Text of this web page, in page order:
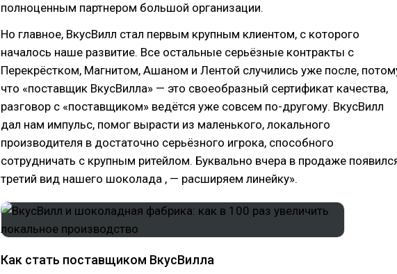
полноценным партнером большой организации.
Но главное, ВкусВилл стал первым крупным клиентом, с которого
началось наше развитие. Все остальные серьёзные контракты с
Перекрёстком, Магнитом, Ашаном и Лентой случились уже после,
что «поставщик ВкусВилла» — это своеобразный сертификат качества,
разговор с «поставщиком» ведётся уже совсем по-другому. ВкусВилл
дал нам импульс, помог вырасти из маленького, локального
производителя в достаточно серьёзного игрока, способного
сотрудничать с крупным ритейлом. Буквально вчера в продаже
третий вид нашего шоколада , — расширяем линейку».
Как стать поставщиком ВкусВилла